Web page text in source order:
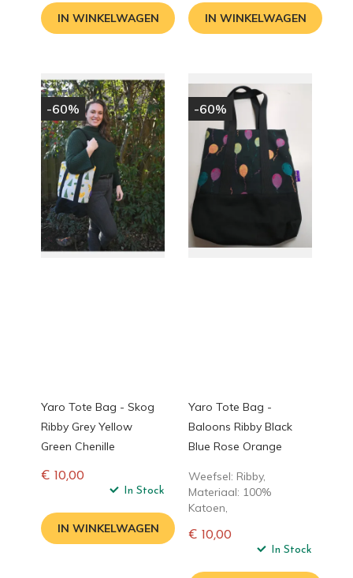
IN WINKELWAGEN IN WINKELWAGEN
-60%
Yaro Tote Bag - Skog
Ribby Grey Yellow
Green Chenille
€ 10,00
In Stock
IN WINKELWAGEN
-60%
Yaro Tote Bag -
Baloons Ribby Black
Blue Rose Orange
Weefsel: Ribby,
Materiaal: 100%
Katoen,
€ 10,00
In Stock